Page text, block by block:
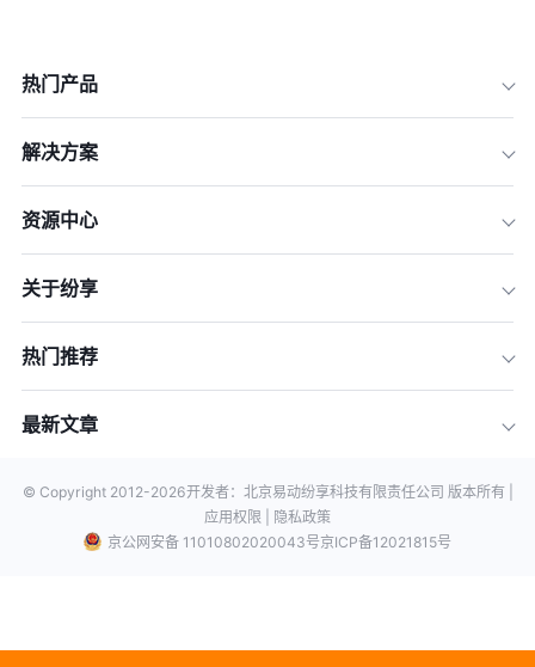
热门产品
解决方案
资源中心
关于纷享
热门推荐
最新文章
© Copyright 2012-2026开发者：北京易动纷享科技有限责任公司 版本所有 |
应用权限 |
隐私政策
京公网安备 11010802020043号京ICP备12021815号